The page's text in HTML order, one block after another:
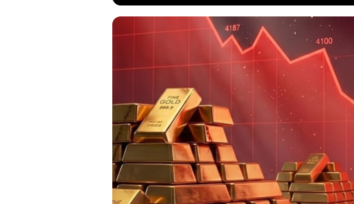
Orta Doğu'da
dibini gördü. Ons
etkiledi. Gram altın
değerli maden